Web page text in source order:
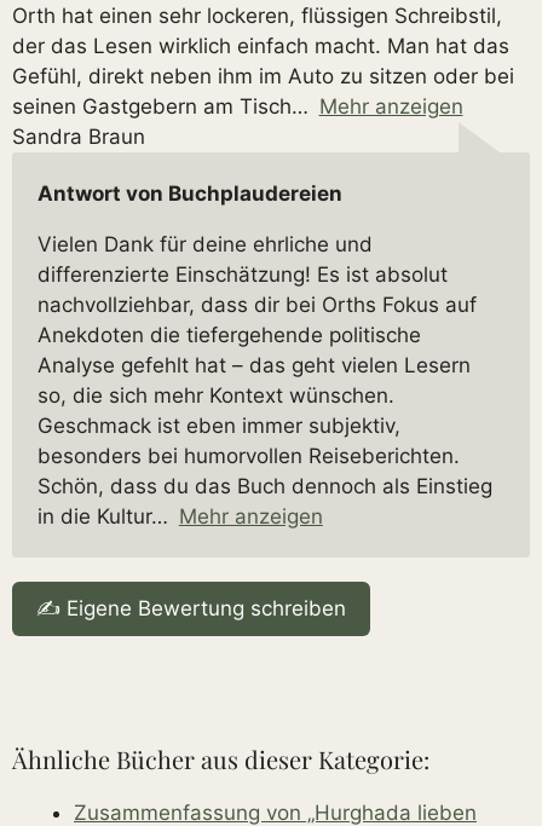
Orth hat einen sehr lockeren, flüssigen Schreibstil,
der das Lesen wirklich einfach macht. Man hat das
Gefühl, direkt neben ihm im Auto zu sitzen oder bei
seinen Gastgebern am Tisch
Mehr anzeigen
Sandra Braun
Antwort von Buchplaudereien
Vielen Dank für deine ehrliche und
differenzierte Einschätzung! Es ist absolut
nachvollziehbar, dass dir bei Orths Fokus auf
Anekdoten die tiefergehende politische
Analyse gefehlt hat – das geht vielen Lesern
so, die sich mehr Kontext wünschen.
Geschmack ist eben immer subjektiv,
besonders bei humorvollen Reiseberichten.
Schön, dass du das Buch dennoch als Einstieg
in die Kultur
Mehr anzeigen
✍️ Eigene Bewertung schreiben
Ähnliche Bücher aus dieser Kategorie:
Zusammenfassung von „Hurghada lieben